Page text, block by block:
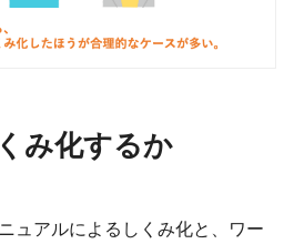
み化するか
ュアルによるしくみ化と、ワー